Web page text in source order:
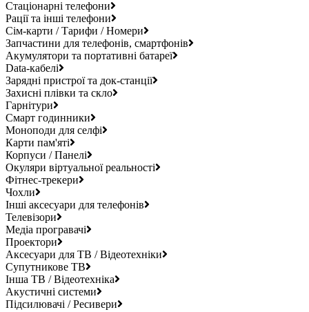
Стаціонарні телефони
Рації та інші телефони
Сім-карти / Тарифи / Номери
Запчастини для телефонів, смартфонів
Акумулятори та портативні батареї
Data-кабелі
Зарядні пристрої та док-станції
Захисні плівки та скло
Гарнітури
Смарт годинники
Моноподи для селфі
Карти пам'яті
Корпуси / Панелі
Окуляри віртуальної реальності
Фітнес-трекери
Чохли
Інші аксесуари для телефонів
Телевізори
Медіа програвачі
Проектори
Аксесуари для ТВ / Відеотехніки
Супутникове ТВ
Інша ТВ / Відеотехніка
Акустичні системи
Підсилювачі / Ресивери